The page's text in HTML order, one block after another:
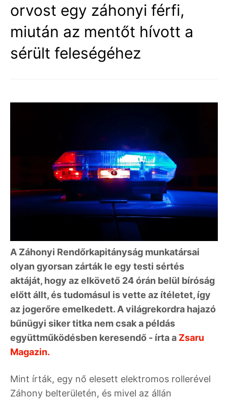
orvost egy záhonyi férfi,
miután az mentőt hívott a
sérült feleségéhez
A Záhonyi Rendőrkapitányság munkatársai
olyan gyorsan zárták le egy testi sértés
aktáját, hogy az elkövető 24 órán belül bíróság
előtt állt, és tudomásul is vette az ítéletet, így
az jogerőre emelkedett. A világrekordra hajazó
bűnügyi siker titka nem csak a példás
együttműködésben keresendő - írta a Zsaru
Magazin.
Mint írták, egy nő elesett elektromos rollerével
Záhony belterületén, és mivel az állán